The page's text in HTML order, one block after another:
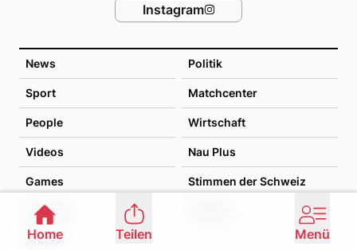
News Politik
Sport Matchcenter
People Wirtschaft
Videos Nau Plus
Games Stimmen der Schweiz
Lifestyle
Archiv
Instagram
Home Teilen Menü